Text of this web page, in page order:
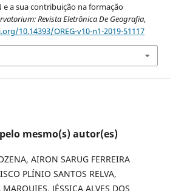
e a sua contribuição na formação
Revista Eletrônica De Geografia,
10.14393/OREG-v10-n1-2019-51117
mesmo(s) autor(es)
AIRON SARUG FERREIRA
PLÍNIO SANTOS RELVA,
JÉSSICA ALVES DOS